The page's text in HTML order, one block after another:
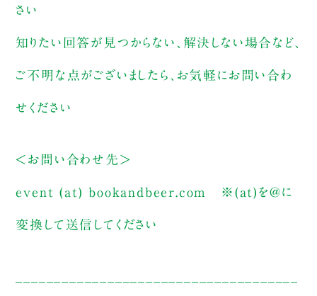
さい
知りたい回答が見つからない、解決しない場合など、
ご不明な点がございましたら、お気軽にお問い合わ
せください
＜お問い合わせ先＞
event (at) bookandbeer.com ※(at)を@に
変換して送信してください